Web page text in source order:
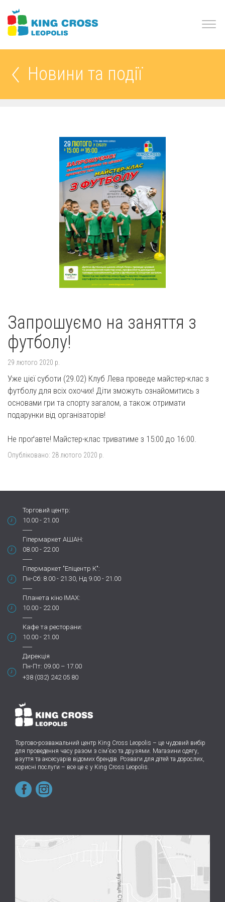
Новини та події
Запрошуємо на заняття з
футболу!
29 лютого 2020 р.
Уже цієї суботи (29.02) Клуб Лева проведе майстер-клас з
футболу для всіх охочих! Діти зможуть ознайомитись з
основами гри та спорту загалом, а також отримати
подарунки від організаторів!
Не проґавте! Майстер-клас триватиме з 15:00 до 16:00.
Опубліковано: 28 лютого 2020 р.
Торговий центр:
10.00 - 21.00
Гіпермаркет АШАН:
08.00 - 22.00
Гіпермаркет "Епіцентр К":
Пн-Сб: 8.00 - 21.30, Нд 9.00 - 21.00
Планета кіно IMAX:
10.00 - 22.00
Кафе та ресторани:
10.00 - 21.00
Дирекція
Пн-Пт: 09.00 – 17.00
+38 (032) 242 05 80
Торгово-розважальний центр King Cross Leopolis – це чудовий вибір
для проведення часу разом з сім’єю та друзями. Магазини одягу,
взуття та аксесуарів відомих брендів. Розваги для дітей та дорослих,
корисні послуги – все це є у King Cross Leopolis.